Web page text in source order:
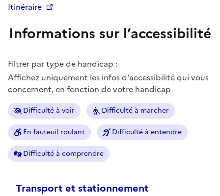
Itinéraire
Informations sur l’accessibilité
Filtrer par type de handicap :
Affichez uniquement les infos d'accessibilité qui vous
concernent, en fonction de votre handicap
Difficulté à voir Difficulté à marcher
En fauteuil roulant Difficulté à entendre
Difficulté à comprendre
Transport et stationnement